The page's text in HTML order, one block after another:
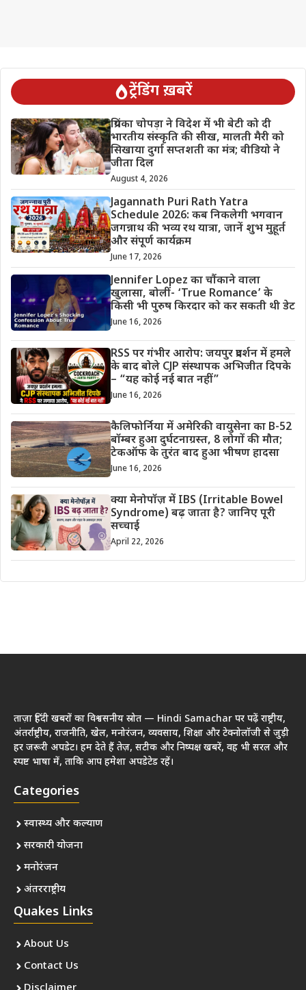
ट्रेंडिंग ख़बरें
प्रियंका चोपड़ा ने विदेश में भी बेटी को दी
भारतीय संस्कृति की सीख, मालती मैरी को
सिखाया दुर्गा सप्तशती का मंत्र; वीडियो ने
जीता दिल
August 4, 2026
Jagannath Puri Rath Yatra
Schedule 2026: कब निकलेगी भगवान
जगन्नाथ की भव्य रथ यात्रा, जानें शुभ मुहूर्त
और संपूर्ण कार्यक्रम
June 17, 2026
Jennifer Lopez का चौंकाने वाला
खुलासा, बोलीं- ‘True Romance’ के
किसी भी पुरुष किरदार को कर सकती थी डेट
June 16, 2026
RSS पर गंभीर आरोप: जयपुर प्रदर्शन में हमले
के बाद बोले CJP संस्थापक अभिजीत दिपके
– “यह कोई नई बात नहीं”
June 16, 2026
कैलिफोर्निया में अमेरिकी वायुसेना का B-52
बॉम्बर हुआ दुर्घटनाग्रस्त, 8 लोगों की मौत;
टेकऑफ के तुरंत बाद हुआ भीषण हादसा
June 16, 2026
क्या मेनोपॉज़ में IBS (Irritable Bowel
Syndrome) बढ़ जाता है? जानिए पूरी
सच्चाई
April 22, 2026
ताज़ा हिंदी खबरों का विश्वसनीय स्रोत — Hindi Samachar पर पढ़ें राष्ट्रीय,
अंतर्राष्ट्रीय, राजनीति, खेल, मनोरंजन, व्यवसाय, शिक्षा और टेक्नोलॉजी से जुड़ी
हर जरूरी अपडेट। हम देते हैं तेज़, सटीक और निष्पक्ष खबरें, वह भी सरल और
स्पष्ट भाषा में, ताकि आप हमेशा अपडेटेड रहें।
Categories
स्वास्थ्य और कल्याण
सरकारी योजना
मनोरंजन
अंतरराष्ट्रीय
Quakes Links
About Us
Contact Us